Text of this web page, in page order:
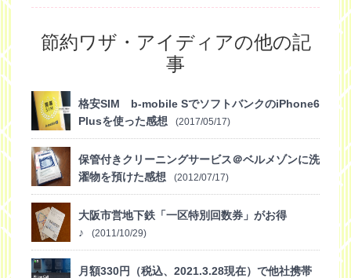
節約ワザ・アイディアの他の記
事
格安SIM b-mobile SでソフトバンクのiPhone6
Plusを使った感想
(2017/05/17)
保管付きクリーニングサービス＠ベルメゾンに洗
濯物を預けた感想
(2012/07/17)
大阪市営地下鉄「一区特別回数券」がお得
♪
(2011/10/29)
月額330円（税込、2021.3.28現在）で他社携帯